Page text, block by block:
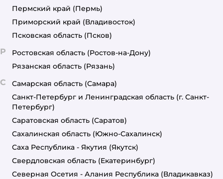
Пермский край (Пермь)
Приморский край (Владивосток)
Псковская область (Псков)
Р Ростовская область (Ростов-на-Дону)
Рязанская область (Рязань)
С Самарская область (Самара)
Санкт-Петербург и Ленинградская область (г. Санкт-
Петербург)
Саратовская область (Саратов)
Сахалинская область (Южно-Сахалинск)
Саха Республика - Якутия (Якутск)
Свердловская область (Екатеринбург)
Северная Осетия - Алания Республика (Владикавказ)